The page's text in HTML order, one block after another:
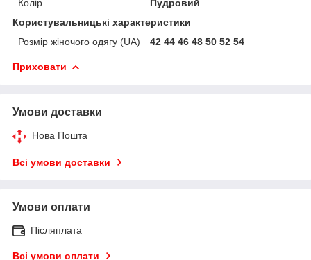
Колір
Пудровий
Користувальницькі характеристики
Розмір жіночого одягу (UA)
42 44 46 48 50 52 54
Приховати
Умови доставки
Нова Пошта
Всі умови доставки
Умови оплати
Післяплата
Всі умови оплати